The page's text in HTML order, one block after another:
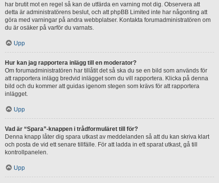
har brutit mot en regel så kan de utfärda en varning mot dig. Observera att
detta är administratörens beslut, och att phpBB Limited inte har någonting att
göra med varningar på andra webbplatser. Kontakta forumadministratören om
du är osäker på varför du varnats.
Upp
Hur kan jag rapportera inlägg till en moderator?
Om forumadministratören har tillåtit det så ska du se en bild som används för
att rapportera inlägg bredvid inlägget som du vill rapportera. Klicka på denna
bild och du kommer att guidas igenom stegen som krävs för att rapportera
inlägget.
Upp
Vad är “Spara”-knappen i trådformuläret till för?
Denna knapp låter dig spara utkast av meddelanden så att du kan skriva klart
och posta de vid ett senare tillfälle. För att ladda in ett sparat utkast, gå till
kontrollpanelen.
Upp